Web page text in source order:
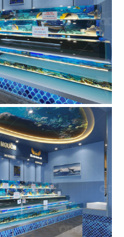
COFFEE HOUSE
Nha Trang
COFFEE HOUSE
Võ Văn Tần